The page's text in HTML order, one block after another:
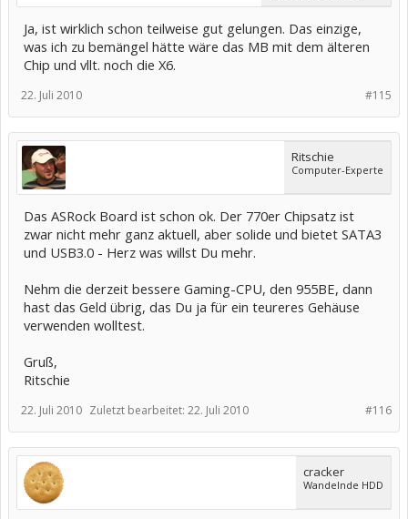
Ja, ist wirklich schon teilweise gut gelungen. Das einzige,
was ich zu bemängel hätte wäre das MB mit dem älteren
Chip und vllt. noch die X6.
#115
22. Juli 2010
Ritschie
Computer-Experte
Das ASRock Board ist schon ok. Der 770er Chipsatz ist
zwar nicht mehr ganz aktuell, aber solide und bietet SATA3
und USB3.0 - Herz was willst Du mehr.
Nehm die derzeit bessere Gaming-CPU, den 955BE, dann
hast das Geld übrig, das Du ja für ein teureres Gehäuse
verwenden wolltest.
Gruß,
Ritschie
#116
22. Juli 2010 Zuletzt bearbeitet: 22. Juli 2010
cracker
Wandelnde HDD